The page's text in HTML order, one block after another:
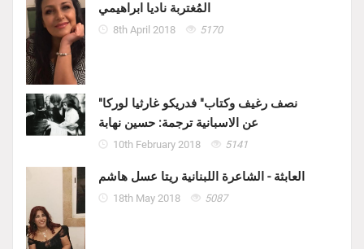
المُغتربة ناديا ابراهيمي
8th April 2018 5170
"نصف رغيف وكتاب" فدريكو غارثيا لوركا
عن الاسبانية ترجمة: حسين نهابة
10th February 2018 5141
العابثة - الشاعرة اللبنانية ريتا عسل هاشم
18th May 2018 5087